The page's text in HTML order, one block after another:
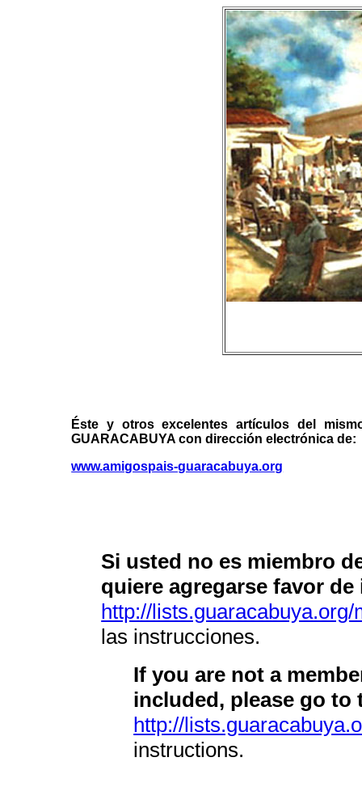
Éste y otros excelentes artículos del
GUARACABUYA con dirección electrónica de:
www.amigospais-guaracabuya.org
Si usted no es miembro
quiere agregarse favor de
http://
las instrucciones.
If you are not a
included, please go
http://
instructions.